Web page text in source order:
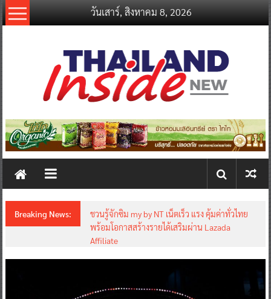
Skip
to
วันเสาร์, สิงหาคม 8, 2026
thailandinsidenew.com
Thailand
New
Breaking News:
ชวนรู้จักซิม my by NT เน็ตเร็ว แรง คุ้มค่าทั่วไทย
พร้อมโอกาสสร้างรายได้เสริมผ่าน Lazada
Affiliate